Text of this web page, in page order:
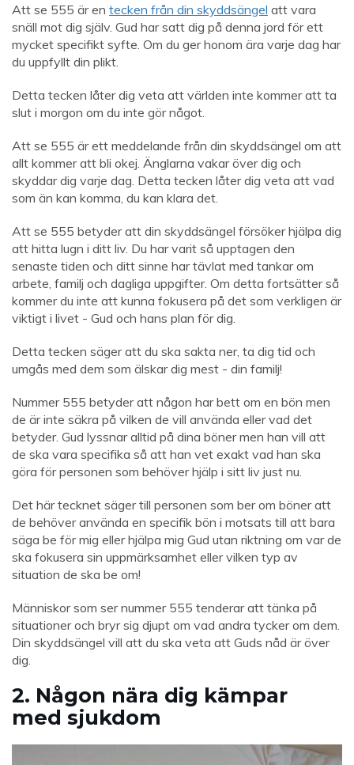
Att se 555 är en tecken från din skyddsängel att vara
snäll mot dig själv. Gud har satt dig på denna jord för ett
mycket specifikt syfte. Om du ger honom ära varje dag har
du uppfyllt din plikt.
Detta tecken låter dig veta att världen inte kommer att ta
slut i morgon om du inte gör något.
Att se 555 är ett meddelande från din skyddsängel om att
allt kommer att bli okej. Änglarna vakar över dig och
skyddar dig varje dag. Detta tecken låter dig veta att vad
som än kan komma, du kan klara det.
Att se 555 betyder att din skyddsängel försöker hjälpa dig
att hitta lugn i ditt liv. Du har varit så upptagen den
senaste tiden och ditt sinne har tävlat med tankar om
arbete, familj och dagliga uppgifter. Om detta fortsätter så
kommer du inte att kunna fokusera på det som verkligen är
viktigt i livet - Gud och hans plan för dig.
Detta tecken säger att du ska sakta ner, ta dig tid och
umgås med dem som älskar dig mest - din familj!
Nummer 555 betyder att någon har bett om en bön men
de är inte säkra på vilken de vill använda eller vad det
betyder. Gud lyssnar alltid på dina böner men han vill att
de ska vara specifika så att han vet exakt vad han ska
göra för personen som behöver hjälp i sitt liv just nu.
Det här tecknet säger till personen som ber om böner att
de behöver använda en specifik bön i motsats till att bara
säga be för mig eller hjälpa mig Gud utan riktning om var de
ska fokusera sin uppmärksamhet eller vilken typ av
situation de ska be om!
Människor som ser nummer 555 tenderar att tänka på
situationer och bryr sig djupt om vad andra tycker om dem.
Din skyddsängel vill att du ska veta att Guds nåd är över
dig.
2. Någon nära dig kämpar
med sjukdom